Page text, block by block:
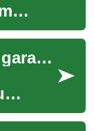
o
Sve što trebate znati o garažnoj rasprodaji